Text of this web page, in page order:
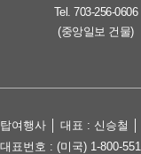
Tel. 703-256-0606
(중앙일보 건물)
탑여행사 │ 대표 : 신승철
대표번호 : (미국) 1-800-